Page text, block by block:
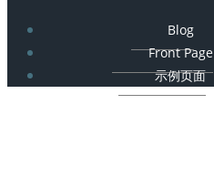
Blog
Front Page
示例页面